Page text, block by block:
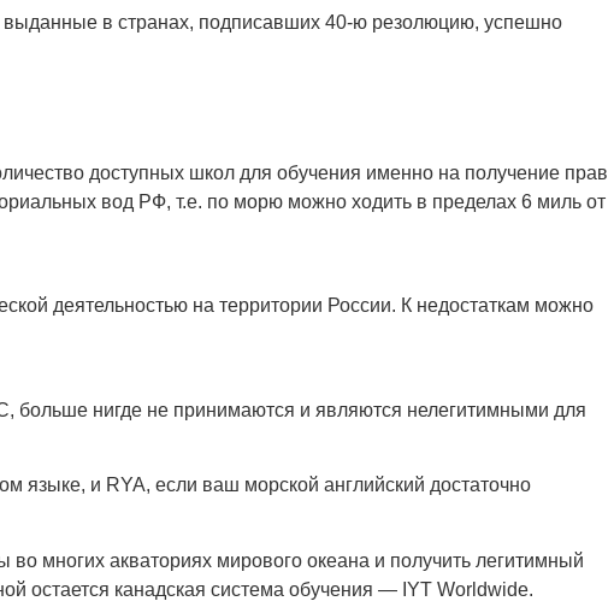
выданные в странах, подписавших 40-ю резолюцию, успешно
доступных школ для обучения именно на получение прав
вод РФ, т.е. по морю можно ходить в пределах 6 миль от
деятельностью на территории России. К недостаткам можно
больше нигде не принимаются и являются нелегитимными для
языке, и RYA, если ваш морской английский достаточно
многих акваториях мирового океана и получить легитимный
остается канадская система обучения — IYT Worldwide.